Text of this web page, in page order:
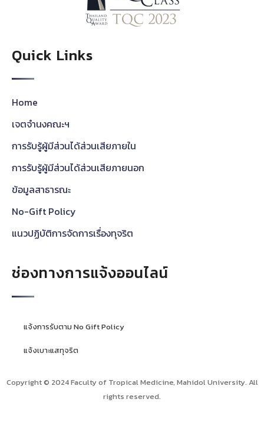
Quick Links
Home
เจตจำนงคณะฯ
การรับรู้ผู้มีส่วนได้ส่วนเสียภายใน
การรับรู้ผู้มีส่วนได้ส่วนเสียภายนอก
ข้อมูลสาธารณะ
No-Gift Policy
แนวปฏิบัติการจัดการเรื่องทุจริต
ช่องทางการแจ้งออนไลน์
แจ้งการรับตาม No Gift Policy
แจ้งเบาะแสทุจริต
Copyright © 2024 Faculty of Tropical Medicine, Mahidol University. All
rights reserved.